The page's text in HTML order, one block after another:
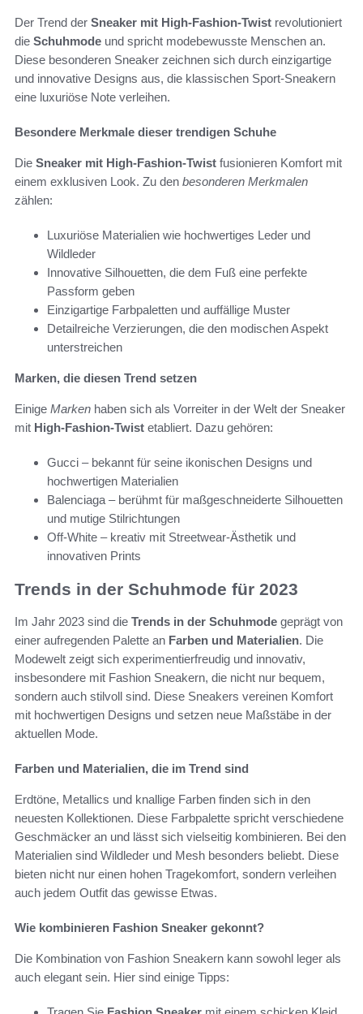
Der Trend der Sneaker mit High-Fashion-Twist revolutioniert
die Schuhmode und spricht modebewusste Menschen an.
Diese besonderen Sneaker zeichnen sich durch einzigartige
und innovative Designs aus, die klassischen Sport-Sneakern
eine luxuriöse Note verleihen.
Besondere Merkmale dieser trendigen Schuhe
Die Sneaker mit High-Fashion-Twist fusionieren Komfort mit
einem exklusiven Look. Zu den besonderen Merkmalen
zählen:
Luxuriöse Materialien wie hochwertiges Leder und
Wildleder
Innovative Silhouetten, die dem Fuß eine perfekte
Passform geben
Einzigartige Farbpaletten und auffällige Muster
Detailreiche Verzierungen, die den modischen Aspekt
unterstreichen
Marken, die diesen Trend setzen
Einige Marken haben sich als Vorreiter in der Welt der Sneaker
mit High-Fashion-Twist etabliert. Dazu gehören:
Gucci – bekannt für seine ikonischen Designs und
hochwertigen Materialien
Balenciaga – berühmt für maßgeschneiderte Silhouetten
und mutige Stilrichtungen
Off-White – kreativ mit Streetwear-Ästhetik und
innovativen Prints
Trends in der Schuhmode für 2023
Im Jahr 2023 sind die Trends in der Schuhmode geprägt von
einer aufregenden Palette an Farben und Materialien. Die
Modewelt zeigt sich experimentierfreudig und innovativ,
insbesondere mit Fashion Sneakern, die nicht nur bequem,
sondern auch stilvoll sind. Diese Sneakers vereinen Komfort
mit hochwertigen Designs und setzen neue Maßstäbe in der
aktuellen Mode.
Farben und Materialien, die im Trend sind
Erdtöne, Metallics und knallige Farben finden sich in den
neuesten Kollektionen. Diese Farbpalette spricht verschiedene
Geschmäcker an und lässt sich vielseitig kombinieren. Bei den
Materialien sind Wildleder und Mesh besonders beliebt. Diese
bieten nicht nur einen hohen Tragekomfort, sondern verleihen
auch jedem Outfit das gewisse Etwas.
Wie kombinieren Fashion Sneaker gekonnt?
Die Kombination von Fashion Sneakern kann sowohl leger als
auch elegant sein. Hier sind einige Tipps: